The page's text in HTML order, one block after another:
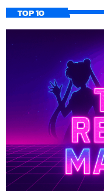
TOP 10